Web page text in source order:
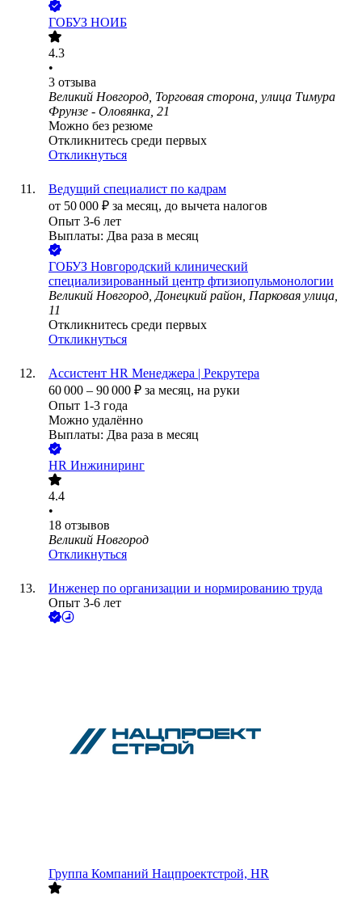
ГОБУЗ НОИБ
4.3
•
3 отзыва
Великий Новгород, Торговая сторона, улица Тимура
Фрунзе - Оловянка, 21
Можно без резюме
Откликнитесь среди первых
Откликнуться
Ведущий специалист по кадрам
от 50 000 ₽ за месяц, до вычета налогов
Опыт 3-6 лет
Выплаты: Два раза в месяц
ГОБУЗ Новгородский клинический
специализированный центр фтизиопульмонологии
Великий Новгород, Донецкий район, Парковая улица,
11
Откликнитесь среди первых
Откликнуться
Ассистент HR Менеджера | Рекрутера
60 000 – 90 000 ₽ за месяц, на руки
Опыт 1-3 года
Можно удалённо
Выплаты: Два раза в месяц
HR Инжиниринг
4.4
•
18 отзывов
Великий Новгород
Откликнуться
Инженер по организации и нормированию труда
Опыт 3-6 лет
Группа Компаний Нацпроектстрой, HR